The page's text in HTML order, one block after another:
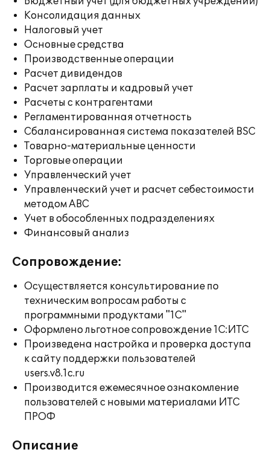
Консолидация данных
Налоговый учет
Основные средства
Производственные операции
Расчет дивидендов
Расчет зарплаты и кадровый учет
Расчеты с контрагентами
Регламентированная отчетность
Сбалансированная система показателей BSC
Товарно-материальные ценности
Торговые операции
Управленческий учет
Управленческий учет и расчет себестоимости
методом ABC
Учет в обособленных подразделениях
Финансовый анализ
Сопровождение:
Осуществляется консультирование по
техническим вопросам работы с
программными продуктами "1С"
Оформлено льготное сопровождение 1С:ИТС
Произведена настройка и проверка доступа
к сайту поддержки пользователей
users.v8.1c.ru
Производится ежемесячное ознакомление
пользователей с новыми материалами ИТС
ПРОФ
Описание